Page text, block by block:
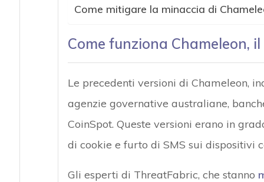
Come mitigare la minaccia di
Come funziona Chameleon,
Le precedenti versioni di Chameleon,
agenzie governative australiane,
CoinSpot. Queste versioni erano in
di cookie e furto di SMS sui dispositivi
Gli esperti di ThreatFabric, che stanno